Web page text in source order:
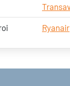
Ryanair